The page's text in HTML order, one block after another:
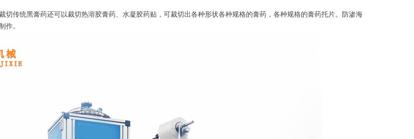
切传统黑膏药还可以裁切热溶胶膏药、水凝胶药贴，可裁切出各种形状各种规格的膏药，各种规格的膏药托片。防渗海
作。